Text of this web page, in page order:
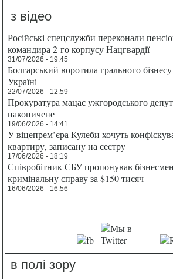
з відео
Російські спецслужби переконали
командира 2-го корпусу Нацгвардії
31/07/2026 - 19:45
Болгарський воротила грального бізнесу
Україні
22/07/2026 - 12:59
Прокуратура мацає ужгородського
накопичене
19/06/2026 - 14:41
У віцепрем’єра Кулеби хочуть
квартиру, записану на сестру
17/06/2026 - 18:19
Співробітник СБУ пропонував
кримінальну справу за $150 тисяч
16/06/2026 - 16:56
в полі зору